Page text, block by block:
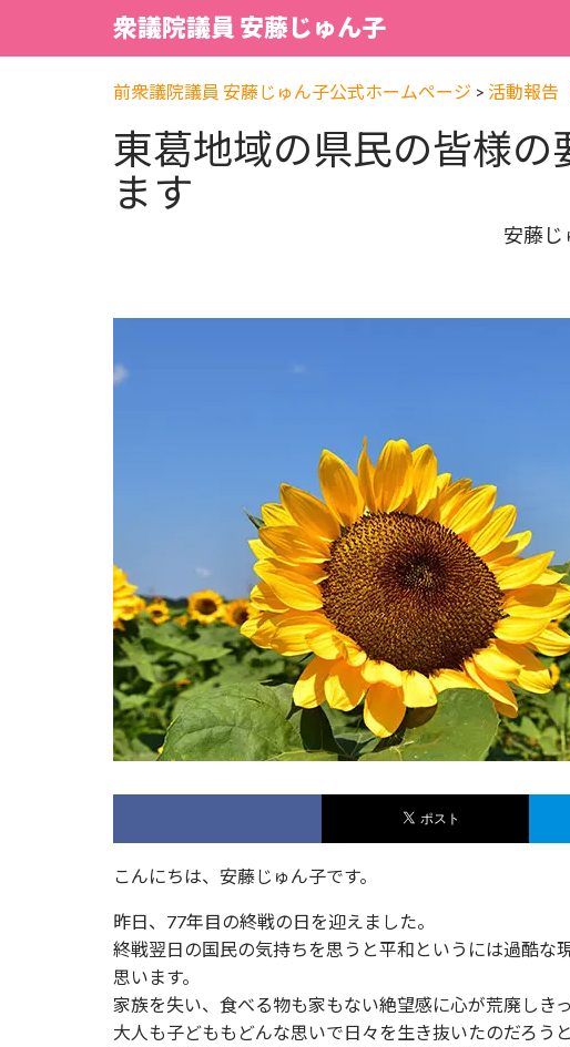
衆議院議員 安藤じゅん子
前衆議院議員 安藤じゅん子公式ホームページ > 活動報告
東葛地域の県民の皆様
ます
安藤じ
こんにちは、安藤じゅん子です。
昨日、77年目の終戦の日を迎えました。
終戦翌日の国民の気持ちを思うと平和というには過酷な
思います。
家族を失い、食べる物も家もない絶望感に心が荒廃しき
大人も子どももどんな思いで日々を生き抜いたのだろうと